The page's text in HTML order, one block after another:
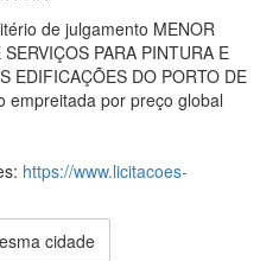
de julgamento MENOR
PARA PINTURA E
EDIFICAÇÕES DO PORTO DE
empreitada por preço global
https://www.licitacoes-
cidade